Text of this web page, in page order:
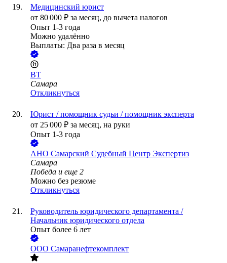
Медицинский юрист
от 80 000 ₽ за месяц, до вычета налогов
Опыт 1-3 года
Можно удалённо
Выплаты: Два раза в месяц
ВТ
Самара
Откликнуться
Юрист / помощник судьи / помощник эксперта
от 25 000 ₽ за месяц, на руки
Опыт 1-3 года
АНО Самарский Судебный Центр Экспертиз
Самара
Победа и еще 2
Можно без резюме
Откликнуться
Руководитель юридического департамента /
Начальник юридического отдела
Опыт более 6 лет
ООО Самаранефтекомплект